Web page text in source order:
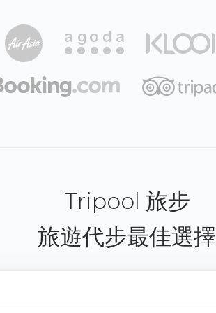
Tripool 旅步
旅遊代步最佳選擇